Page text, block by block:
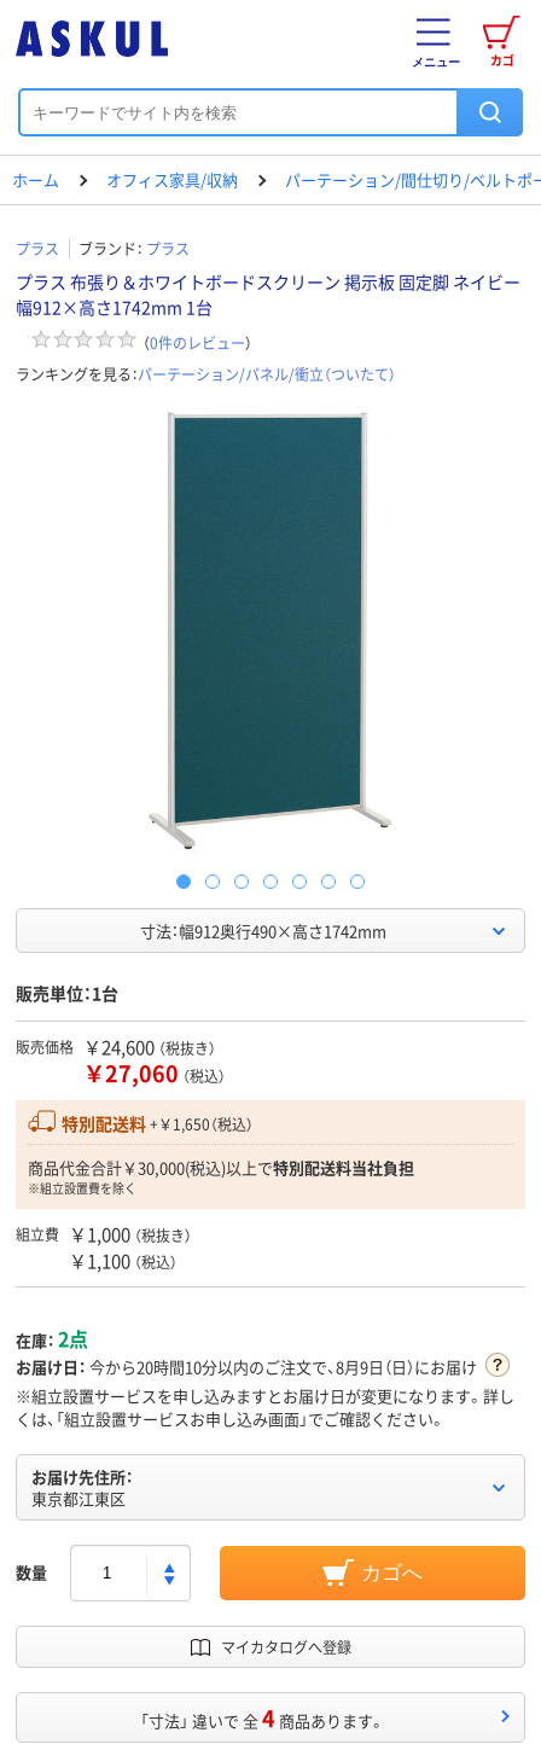
カゴ
メニュー
ホーム オフィス家具/収納 パーテーション/間仕切り/ベルトポ
プラス ブランド： プラス
プラス 布張り＆ホワイトボードスクリーン 掲示板 固定脚 ネイビー
幅912×高さ1742mm 1台
（0件のレビュー）
ランキングを見る：パーテーション/パネル/衝立（ついたて）
寸法：幅912奥行490×高さ1742mm
販売単位：1台
販売価格 ￥24,600 （税抜き）
￥27,060 （税込）
特別配送料+￥1,650（税込）
商品代金合計￥30,000(税込)以上で特別配送料当社負担
※組立設置費を除く
組立費 ￥1,000 （税抜き）
￥1,100 （税込）
在庫： 2点
お届け日： 今から20時間10分以内のご注文で、8月9日（日）にお届け
※組立設置サービスを申し込みますとお届け日が変更になります。詳し
くは、「組立設置サービスお申し込み画面」でご確認ください。
お届け先住所：
東京都江東区
数量 カゴへ
マイカタログへ登録
「寸法」 違いで 全4 商品あります。